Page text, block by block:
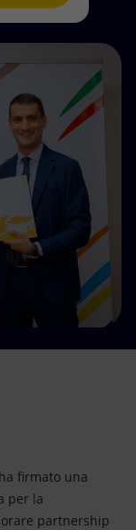
firmato una
per la
partnership